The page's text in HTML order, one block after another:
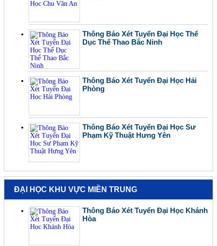
Thông Báo Xét Tuyển Đại Học Thể
Dục Thể Thao Bắc Ninh
Thông Báo Xét Tuyển Đại Học Hải
Phòng
Thông Báo Xét Tuyển Đại Học Sư
Phạm Kỹ Thuật Hưng Yên
ĐẠI HỌC KHU VỰC MIỀN TRUNG
Thông Báo Xét Tuyển Đại Học Khánh
Hòa